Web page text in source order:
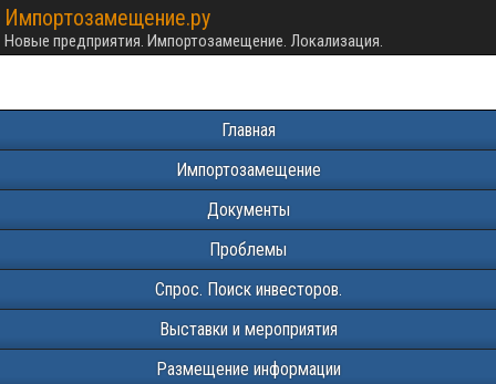
Импортозамещение.ру
Новые предприятия. Импортозамещение. Локализация.
Главная
Импортозамещение
Документы
Проблемы
Спрос. Поиск инвесторов.
Выставки и мероприятия
Размещение информации